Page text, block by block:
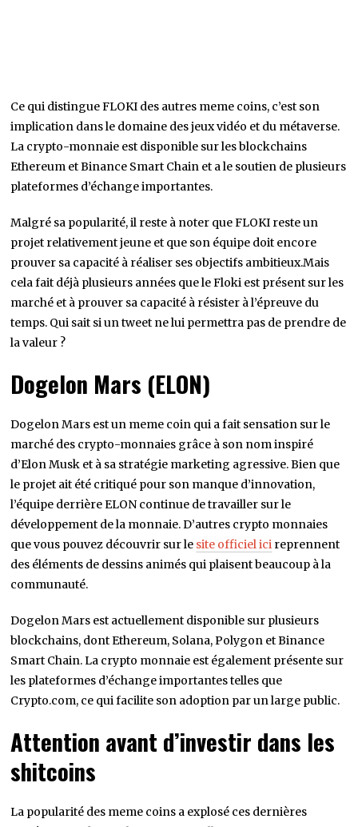
Ce qui distingue FLOKI des autres meme coins, c’est son
implication dans le domaine des jeux vidéo et du métaverse.
La crypto-monnaie est disponible sur les blockchains
Ethereum et Binance Smart Chain et a le soutien de plusieurs
plateformes d’échange importantes.
Malgré sa popularité, il reste à noter que FLOKI reste un
projet relativement jeune et que son équipe doit encore
prouver sa capacité à réaliser ses objectifs ambitieux.Mais
cela fait déjà plusieurs années que le Floki est présent sur les
marché et à prouver sa capacité à résister à l’épreuve du
temps. Qui sait si un tweet ne lui permettra pas de prendre de
la valeur ?
Dogelon Mars (ELON)
Dogelon Mars est un meme coin qui a fait sensation sur le
marché des crypto-monnaies grâce à son nom inspiré
d’Elon Musk et à sa stratégie marketing agressive. Bien que
le projet ait été critiqué pour son manque d’innovation,
l’équipe derrière ELON continue de travailler sur le
développement de la monnaie. D’autres crypto monnaies
que vous pouvez découvrir sur le site officiel ici reprennent
des éléments de dessins animés qui plaisent beaucoup à la
communauté.
Dogelon Mars est actuellement disponible sur plusieurs
blockchains, dont Ethereum, Solana, Polygon et Binance
Smart Chain. La crypto monnaie est également présente sur
les plateformes d’échange importantes telles que
Crypto.com, ce qui facilite son adoption par un large public.
Attention avant d’investir dans les
shitcoins
La popularité des meme coins a explosé ces dernières